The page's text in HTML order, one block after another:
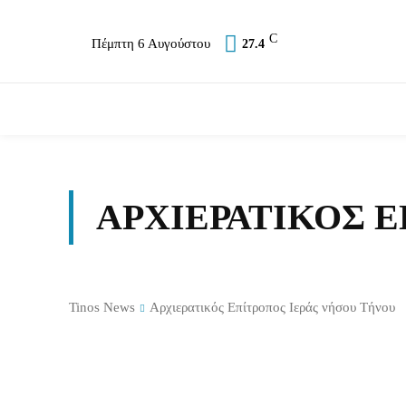
Πέμπτη 6 Αυγούστου 27.4 C
ΑΡΧΙΕΡΑΤΙΚΌΣ
Tinos News Αρχιερατικός Επίτροπος Ιεράς νήσου Τήνου